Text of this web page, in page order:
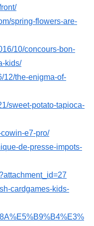
spring-flowers-are-
10/concours-bon-
kids/
12/the-enigma-of-
sweet-potato-tapioca-
e7-pro/
de-presse-impots-
cardgames-kids-